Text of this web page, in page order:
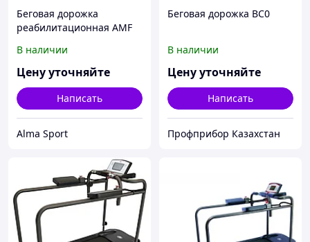
Беговая дорожка
реабилитационная AMF
В наличии
Цену уточняйте
Написать
Alma Sport
Беговая дорожка BC0
В наличии
Цену уточняйте
Написать
Профприбор Казахстан